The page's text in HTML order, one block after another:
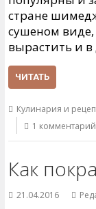
стране
сушеном
вырастить и
ЧИТАТЬ
Кулинария и
1 комментарий
Как
21.04.2016